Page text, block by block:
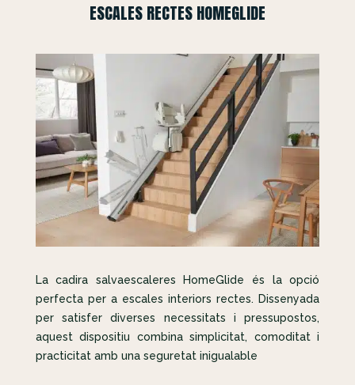
ESCALES RECTES HOMEGLIDE
La cadira salvaescaleres HomeGlide és la opció
perfecta per a escales interiors rectes. Dissenyada
per satisfer diverses necessitats i pressupostos,
aquest dispositiu combina simplicitat, comoditat i
practicitat amb una seguretat inigualable